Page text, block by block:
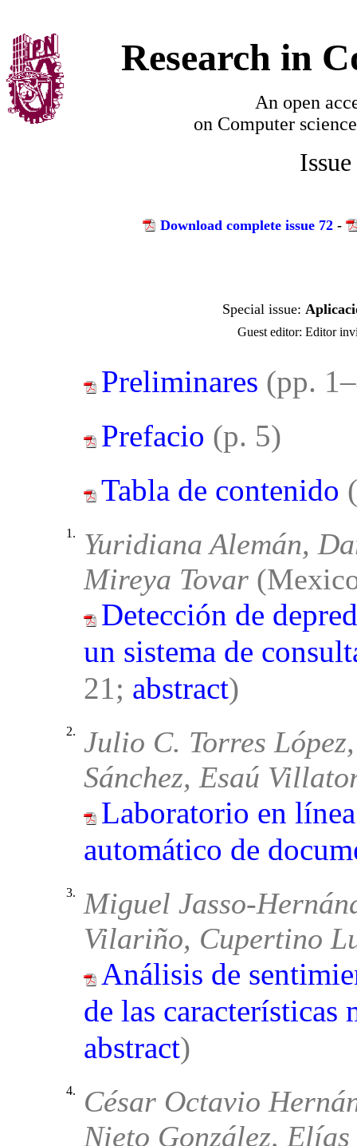
Research in
An open
on Computer
Download complete issue 72 -
Editor
Preliminares (pp.
Prefacio (p. 5)
Tabla de contenido
1.
Yuridiana Alemán,
Mireya Tovar
Detección de
un sistema de
21; abstract)
2.
Julio C. Torres
Sánchez, Esaú
Laboratorio en
automático de
3.
Miguel Jasso-
Vilariño, Cupertino
Análisis de
de las características
abstract)
4.
César Octavio
Nieto González,